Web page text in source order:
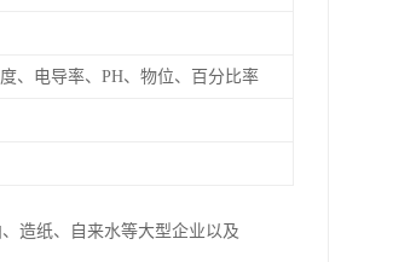
、电导率、PH、物位、百分比率
造纸、自来水等大型企业以及